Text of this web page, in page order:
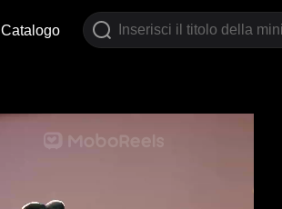
Catalogo